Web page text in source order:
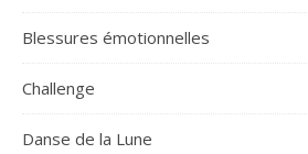
Blessures émotionnelles
Challenge
Danse de la Lune